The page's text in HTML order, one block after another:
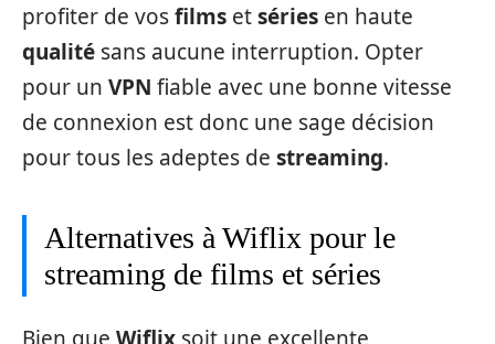
profiter de vosfilms etséries en haute
qualité sans aucune interruption. Opter
pour un VPN fiable avec une bonne vitesse
de connexion est donc une sage décision
pour tous les adeptes de streaming.
Alternatives à Wiflix pour le
streaming de films et séries